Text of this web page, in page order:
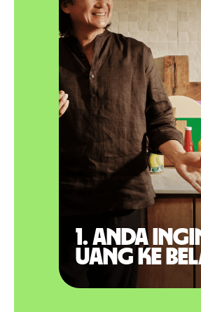
1. Anda
uang ke